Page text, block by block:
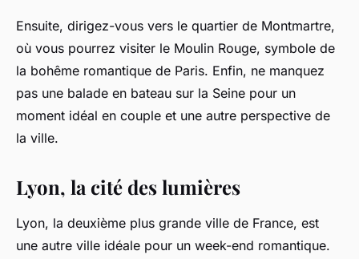
Ensuite, dirigez-vous vers le quartier de Montmartre,
où vous pourrez visiter le Moulin Rouge, symbole de
la bohême romantique de Paris. Enfin, ne manquez
pas une balade en bateau sur la Seine pour un
moment idéal en couple et une autre perspective de
la ville.
Lyon, la cité des lumières
Lyon, la deuxième plus grande ville de France, est
une autre ville idéale pour un week-end romantique.